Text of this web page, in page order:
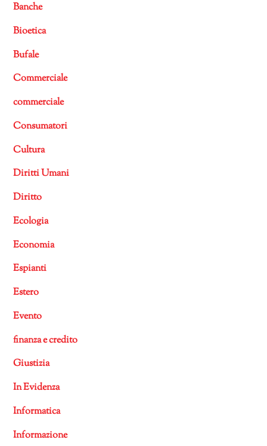
Banche
Bioetica
Bufale
Commerciale
commerciale
Consumatori
Cultura
Diritti Umani
Diritto
Ecologia
Economia
Espianti
Estero
Evento
finanza e credito
Giustizia
In Evidenza
Informatica
Informazione